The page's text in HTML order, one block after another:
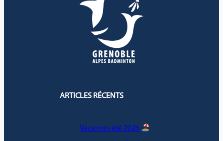
ARTICLES RÉCENTS
Vacances été 2026